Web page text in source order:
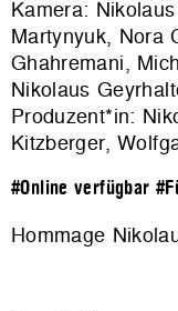
Kamera:
Martynyuk, Nora
Ghahremani,
Nikolaus
Produzent*in:
Kitzberger,
#Online verfügbar
Hommage